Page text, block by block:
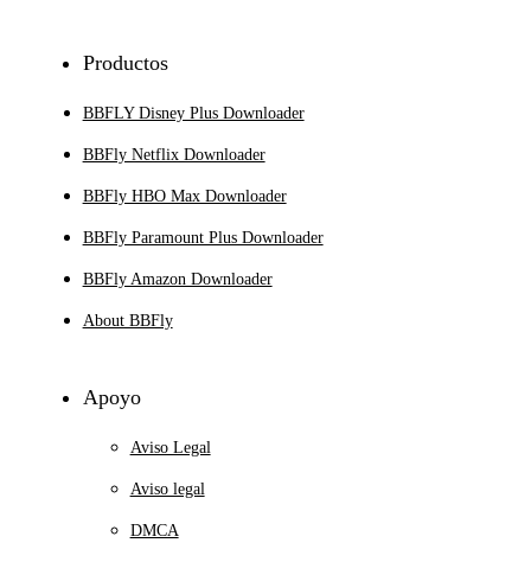
Productos
BBFLY Disney Plus Downloader
BBFly Netflix Downloader
BBFly HBO Max Downloader
BBFly Paramount Plus Downloader
BBFly Amazon Downloader
About BBFly
Apoyo
Aviso Legal
Aviso legal
DMCA